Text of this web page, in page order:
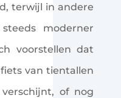
terwijl in andere
moderner
voorstellen dat
van tientallen
of nog